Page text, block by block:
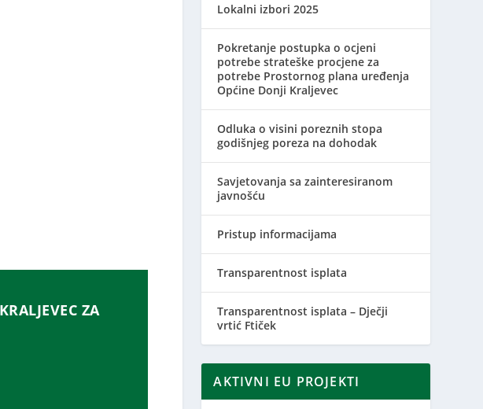
ZA
Lokalni izbori 2025
Pokretanje postupka o ocjeni
potrebe strateške procjene za
potrebe Prostornog plana uređenja
Općine Donji Kraljevec
Odluka o visini poreznih stopa
godišnjeg poreza na dohodak
Savjetovanja sa zainteresiranom
javnošću
Pristup informacijama
Transparentnost isplata
Transparentnost isplata – Dječji
vrtić Ftiček
AKTIVNI EU PROJEKTI